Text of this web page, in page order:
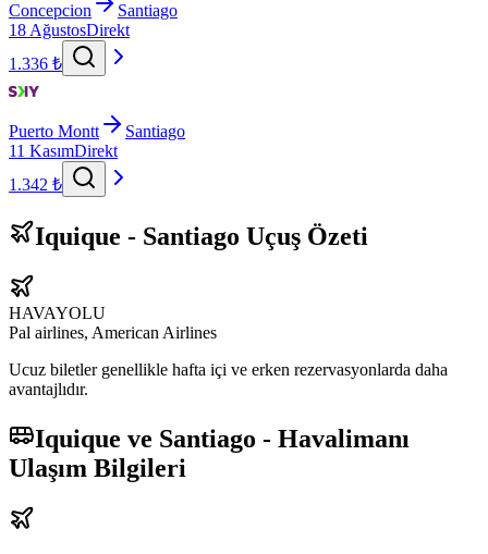
Concepcion
Santiago
18 AğustosDirekt
1.336 ₺
Puerto Montt
Santiago
11 KasımDirekt
1.342 ₺
Iquique - Santiago Uçuş Özeti
HAVAYOLU
Pal airlines, American Airlines
Ucuz biletler genellikle hafta içi ve erken rezervasyonlarda daha
avantajlıdır.
Iquique ve Santiago - Havalimanı
Ulaşım Bilgileri